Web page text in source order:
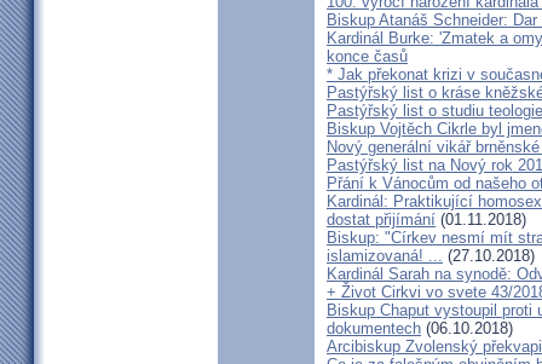
Biskup Atanáš Schneider:
Kardinál Burke: 'Zmatek a
konce časů
* Jak překonat krizi v
Pastýřský list o kráse
Pastýřský list o studiu teologie
Biskup Vojtěch Cikrle byl
Nový generální vikář
Pastýřský list na Nový rok
Přání k Vánocům od našeho
Kardinál: Praktikující
dostat přijímání (01.11.2018)
Biskup: "Církev nesmí mít
islamizovaná! ... (27.10.2018)
Kardinál Sarah na synodě:
+ Život Cirkvi vo svete 43/
Biskup Chaput vystoupil
dokumentech (06.10.2018)
Arcibiskup Zvolenský